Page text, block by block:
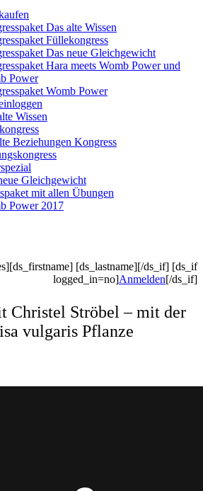
Das alte Wissen
Füllekongress
Das neue Gleichgewicht
Hara meets Womb Power und
Power
Womb Power
Wissen
Beziehungen Kongress
Gleichgewicht
mit allen Übungen
Power 2017
[ds_lastname][/ds_if] [ds_if
logged_in=no]Anmelden[/ds_if]
Christel Ströbel – mit der
vulgaris Pflanze